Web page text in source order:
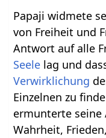
Papaji widmete
von Freiheit und
Antwort auf alle
Seele lag und
Verwirklichung
Einzelnen zu
ermunterte seine
Wahrheit,